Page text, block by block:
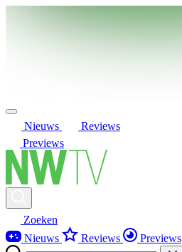
Nieuws
Reviews
Previews
Zoeken
Nieuws
Reviews Previews